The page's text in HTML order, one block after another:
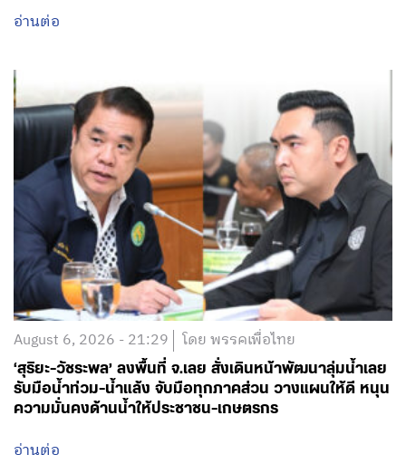
อ่านต่อ
August 6, 2026 - 21:29 โดย พรรคเพื่อไทย
‘สุริยะ-วัชระพล’ ลงพื้นที่ จ.เลย สั่งเดินหน้าพัฒนาลุ่มน้ำเลย
รับมือน้ำท่วม-น้ำแล้ง จับมือทุกภาคส่วน วางแผนให้ดี หนุน
ความมั่นคงด้านน้ำให้ประชาชน-เกษตรกร
อ่านต่อ